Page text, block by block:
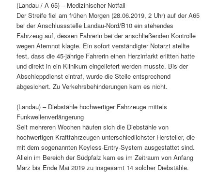
(Landau / A 65) – Medizinischer Notfall
Der Streife fiel am frühen Morgen (28.06.2019, 2 Uhr) auf der A65
bei der Anschlussstelle Landau-Nord/B10 ein stehendes
Fahrzeug auf, dessen Fahrerin bei der anschließenden Kontrolle
wegen Atemnot klagte. Ein sofort verständigter Notarzt stellte
fest, dass die 45-jährige Fahrerin einen Herzinfarkt erlitten hatte
und direkt in ein Klinikum eingeliefert werden musste. Bis der
Abschleppdienst eintraf, wurde die Stelle entsprechend
abgesichert. Zu Verkehrsbehinderungen kam es nicht.
(Landau) – Diebstähle hochwertiger Fahrzeuge mittels
Funkwellenverlängerung
Seit mehreren Wochen häufen sich die Diebstähle von
hochwertigen Kraftfahrzeugen unterschiedlichster Hersteller, die
mit dem sogenannten Keyless-Entry-System ausgestattet sind.
Allein im Bereich der Südpfalz kam es im Zeitraum von Anfang
März bis Ende Mai 2019 zu insgesamt 14 solcher Diebstähle.